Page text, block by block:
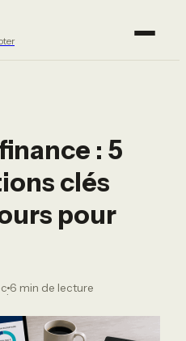
: 5
clés
pour
·
6 min de lecture